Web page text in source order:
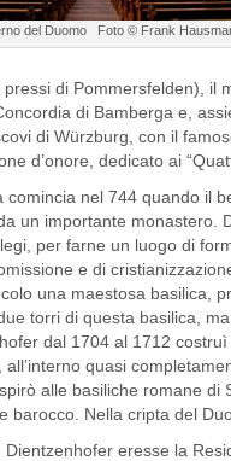
del Duomo Foto © Frank
di Pommersfelden), il
di Bamberga e,
di Würzburg, con il
d’onore, dedicato ai
comincia nel 744 quando il
un importante monastero.
per farne un luogo di
e di
una maestosa basilica,
torri di questa basilica,
dal 1704 al 1712
quasi
alle basiliche romane
barocco. Nella cripta del
Dientzenhofer eresse la